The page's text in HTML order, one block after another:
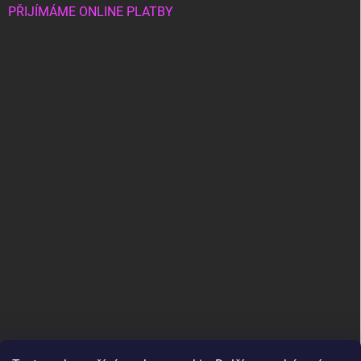
PŘIJÍMÁME ONLINE PLATBY